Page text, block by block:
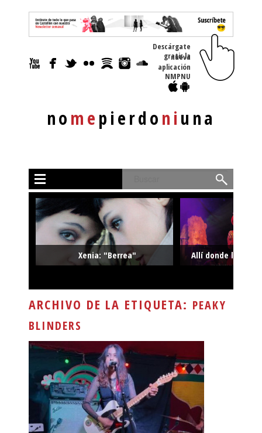
nomepierdoniuna
Descárgate
gratis la nueva
aplicación
NMPNU
Xenia: "Berrea" Allí donde la
ARCHIVO DE LA ETIQUETA: PEAKY
BLINDERS